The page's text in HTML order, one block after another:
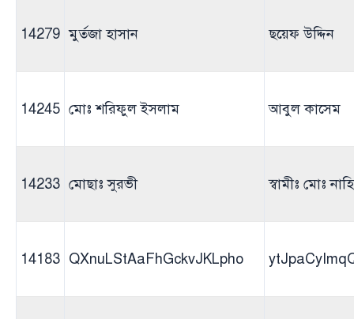
14279 মুর্তজা হাসান ছয়েফ উদ্দিন
14245 মোঃ শরিফুল ইসলাম আবুল কাসেম
14233 মোছাঃ সুরভী স্বামীঃ মোঃ
14183 QXnuLStAaFhGckvJKLpho